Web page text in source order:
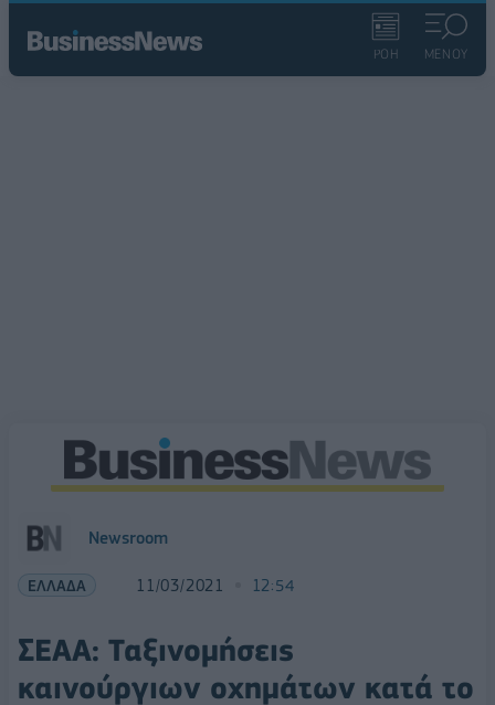
ΡΟΗ ΜΕΝΟΥ
Newsroom
ΕΛΛΑΔΑ 11/03/2021 12:54
ΣΕΑΑ: Ταξινομήσεις
καινούργιων οχημάτων κατά το